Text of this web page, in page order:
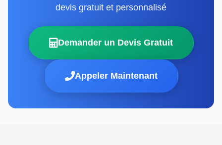
devis gratuit et personnalisé
Demander un Devis Gratuit
Appeler Maintenant